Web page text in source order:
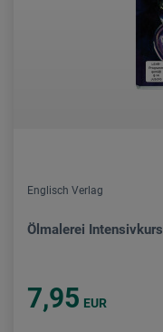
Englisch Verlag
Ölmalerei Intensivkurs
7,95 EUR